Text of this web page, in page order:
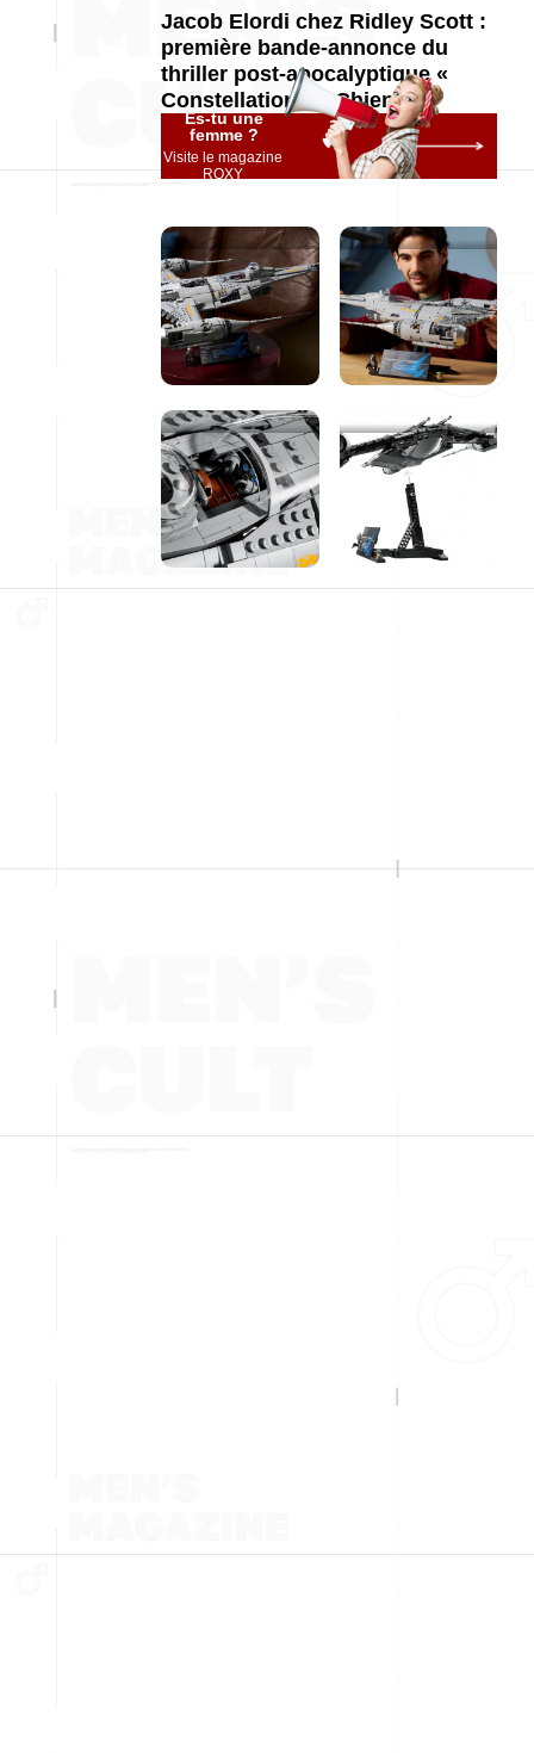
Jacob Elordi chez Ridley Scott :
première bande-annonce du
thriller post-apocalyptique «
Constellation du Chien »
Es-tu une
femme ?
Visite le magazine
ROXY